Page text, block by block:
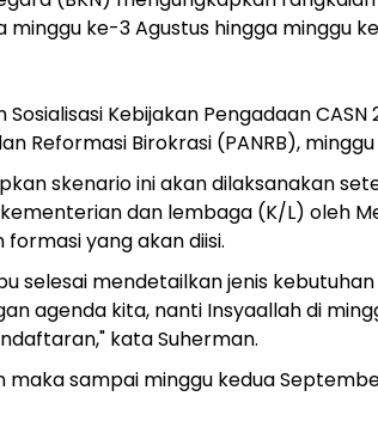
minggu ke-3 Agustus hingga minggu
Kebijakan Pengadaan
Reformasi Birokrasi (PANRB),
skenario ini akan dilaksanakan
dan lembaga (K/L) oleh
yang akan diisi.
selesai mendetailkan jenis
agenda kita, nanti Insyaallah di
kata Suherman.
maka sampai minggu kedua